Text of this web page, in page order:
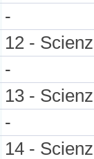
-
12 -
-
13 -
-
14 -